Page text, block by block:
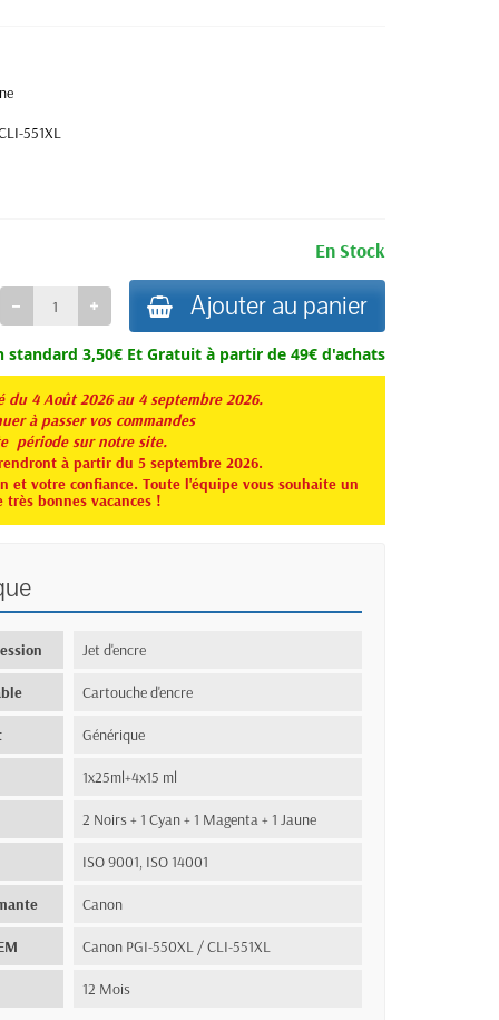
551XL
En Stock
Ajouter au panier
standard 3,50€ Et Gratuit à partir de 49€ d'achats
du 4 Août 2026 au 4 septembre 2026.
à passer vos commandes
période sur notre site.
à partir du 5 septembre 2026.
et votre confiance. Toute l'équipe vous souhaite un
bonnes vacances !
Jet d'encre
Cartouche d'encre
Générique
1x25ml+4x15 ml
2 Noirs + 1 Cyan + 1 Magenta + 1 Jaune
ISO 9001, ISO 14001
Canon
Canon PGI-550XL / CLI-551XL
12 Mois